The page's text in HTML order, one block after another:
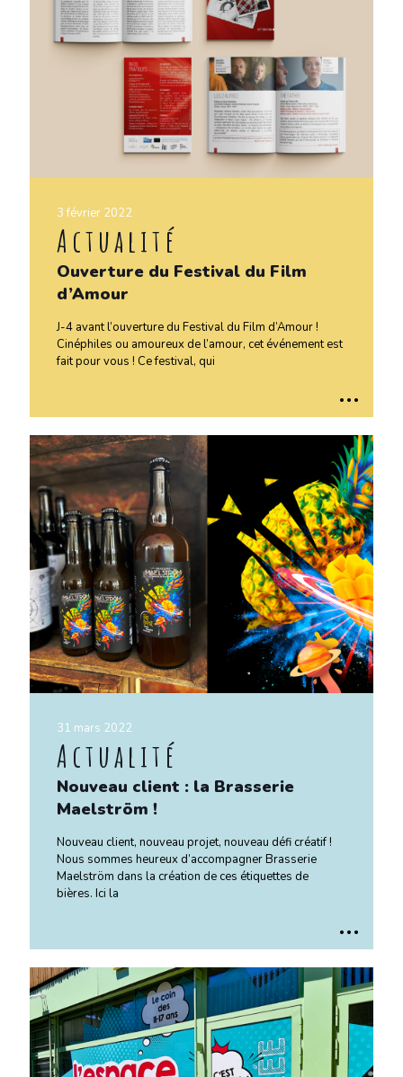
3 février 2022
Actualité
Ouverture du Festival du Film
d’Amour
J-4 avant l’ouverture du Festival du Film d’Amour !
Cinéphiles ou amoureux de l’amour, cet événement est
fait pour vous ! Ce festival, qui
...
31 mars 2022
Actualité
Nouveau client : la Brasserie
Maelström !
Nouveau client, nouveau projet, nouveau défi créatif !
Nous sommes heureux d’accompagner Brasserie
Maelström dans la création de ces étiquettes de
bières. Ici la
...